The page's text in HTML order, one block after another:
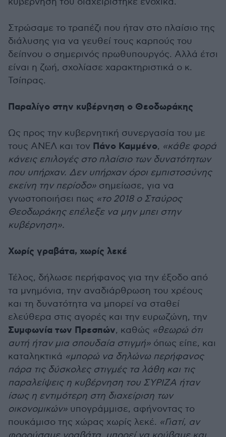
Στρώσαμε το τραπέζι που ήταν στο πλαίσιο της
διάλυσης για να γευθεί τους καρπούς του
δείπνου ο σημερινός πρωθυπουργός. Αλλά έτσι
είναι η ζωή, σχολίασε χαρακτηριστικά ο κ.
Τσίπρας.
Παραλίγο στην κυβέρνηση ο Θεοδωράκης
Ως προς την κυβερνητική συνεργασία του με
τους ΑΝΕΛ και τον Πάνο Καμμένο, «κάθε φορά
κάνεις επιλογές στο πλαίσιο των δυνατότητων
που υπήρχαν. Δεν υπήρχαν όροι εμπιστοσύνης
εκείνη την περίοδο» σημείωσε, για να
γνωστοποιήσει πως «το 2018 ο Σταύρος
Θεοδωράκης επέλεξε να μην μπει στην
κυβέρνηση».
Χωρίς γραβάτα, χωρίς λεκέ
Τέλος, δήλωσε περήφανος για την έξοδο από
τα μνημόνια, την αναδιάρθρωση του χρέους
και τη δυνατότητα να μπορεί να σταθεί
ελεύθερα στις αγορές και την ευρωζώνη, την
Συμφωνία των Πρεσπών, καθώς «θεωρώ ότι
αυτή ήταν μια σπουδαία στιγμή» όπως είπε, και
καταληκτικά «μπορώ να δηλώνω περήφανος
πάρα τις δύσκολες στιγμές τα λάθη και τις
παραλείψεις η κυβέρνηση του ΣΥΡΙΖΑ ήταν
ίσως η εντιμότερη στη διαχείριση των
οικονομικών» υπογράμμισε, αφήνοντας το
πουκάμισο της χώρας χωρίς λεκέ. «Γιατί, αν